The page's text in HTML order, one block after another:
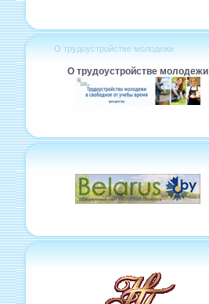
О трудоустройстве молодежи
О трудоустройстве молодежи